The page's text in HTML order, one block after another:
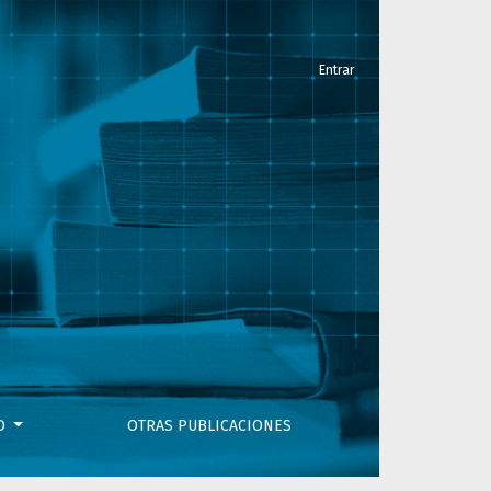
OTRAS PUBLICACIONES
Entrar